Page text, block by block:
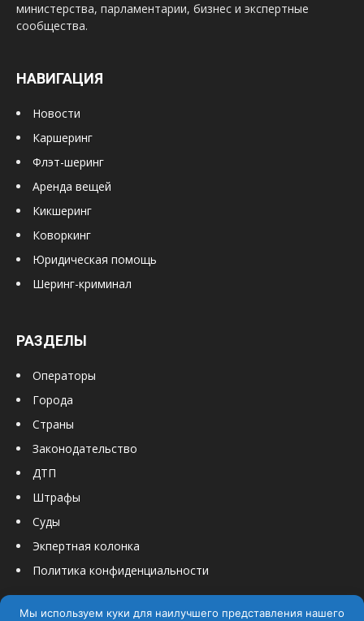
министерства, парламентарии, бизнес и экспертные
сообщества.
НАВИГАЦИЯ
Новости
Каршеринг
Флэт-шеринг
Аренда вещей
Кикшеринг
Коворкинг
Юридическая помощь
Шеринг-криминал
РАЗДЕЛЫ
Операторы
Города
Страны
Законодательство
ДТП
Штрафы
Суды
Экпертная колонка
Политика конфиденциальности
Мы используем куки для наилучшего представления нашего